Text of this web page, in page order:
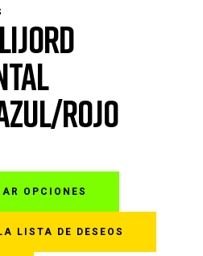
ROJO
OPCIONES
múltiples
LISTA DE DESEOS